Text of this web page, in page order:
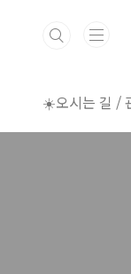
☀️오시는 길 /